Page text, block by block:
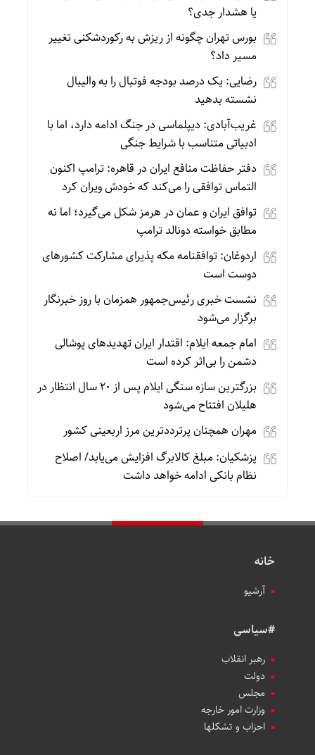
یا هشدار جدی؟
بورس تهران چگونه از ریزش به رکوردشکنی تغییر
مسیر داد؟
رضایی: یک درصد بودجه فوتبال را به والیبال
نشسته بدهید
غریب‌آبادی: دیپلماسی در جنگ ادامه دارد، اما با
ادبیاتی متناسب با شرایط جنگی
دفتر حفاظت منافع ایران در قاهره: ترامپ اکنون
التماس توافقی را می‌کند که خودش ویران کرد
توافق ایران و عمان در هرمز شکل می‌گیرد؛ اما نه
مطابق خواسته دونالد ترامپ
اردوغان: توافقنامه مکه پذیرای مشارکت کشورهای
دوست است
نشست خبری رئیس‌جمهور همزمان با روز خبرنگار
برگزار می‌شود
امام جمعه ایلام: اقتدار ایران تهدیدهای پوشالی
دشمن را بی‌اثر کرده است
بزرگترین سازه سنگی ایلام پس از ۲۰ سال انتظار در
هلیلان افتتاح می‌شود
مهران همچنان پرترددترین مرز اربعینی کشور
پزشکیان: مبلغ کالابرگ افزایش می‌یابد/ اصلاح
نظام بانکی ادامه خواهد داشت
خانه
آرشیو
#سیاسی
رهبر انقلاب
دولت
مجلس
وزارت امور خارجه
احزاب و تشکلها